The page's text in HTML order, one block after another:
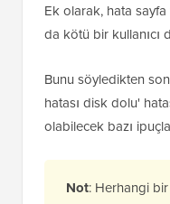
Ek olarak, hata
da kötü bir kullanıcı
Bunu söyledikten
hatası disk dolu'
olabilecek bazı
Not: Herhangi